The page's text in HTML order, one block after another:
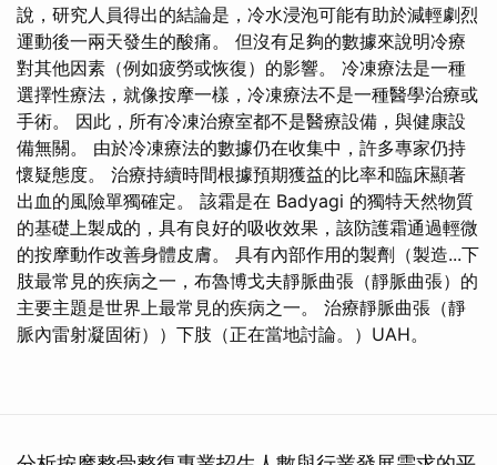
說，研究人員得出的結論是，冷水浸泡可能有助於減輕劇烈
運動後一兩天發生的酸痛。 但沒有足夠的數據來說明冷療
對其他因素（例如疲勞或恢復）的影響。 冷凍療法是一種
選擇性療法，就像按摩一樣，冷凍療法不是一種醫學治療或
手術。 因此，所有冷凍治療室都不是醫療設備，與健康設
備無關。 由於冷凍療法的數據仍在收集中，許多專家仍持
懷疑態度。 治療持續時間根據預期獲益的比率和臨床顯著
出血的風險單獨確定。 該霜是在 Badyagi 的獨特天然物質
的基礎上製成的，具有良好的吸收效果，該防護霜通過輕微
的按摩動作改善身體皮膚。 具有內部作用的製劑（製造...下
肢最常見的疾病之一，布魯博戈夫靜脈曲張（靜脈曲張）的
主要主題是世界上最常見的疾病之一。 治療靜脈曲張（靜
脈內雷射凝固術））下肢（正在當地討論。）UAH。